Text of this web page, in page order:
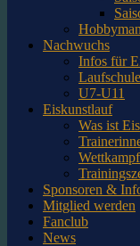
Nachwuchs
Infos für
Laufschule
U7-U11
Eiskunstlauf
Was ist
Sponsoren &
Mitglied werden
Fanclub
News